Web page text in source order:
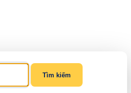
Tìm kiếm